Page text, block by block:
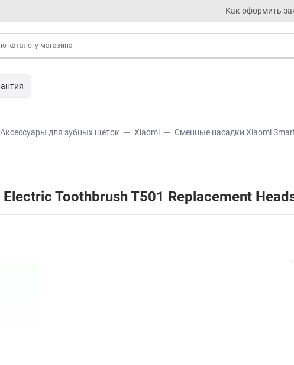
Как оформить
Аксессуары для зубных щеток Xiaomi
Сменные насадки Xiaomi
Toothbrush T501 Replacement